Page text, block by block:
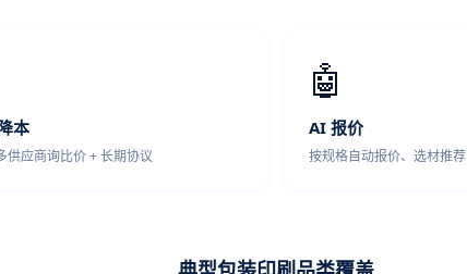
本
供应商询比价 + 长期协议
🤖
AI 报价
按规格自动报价、选材推荐